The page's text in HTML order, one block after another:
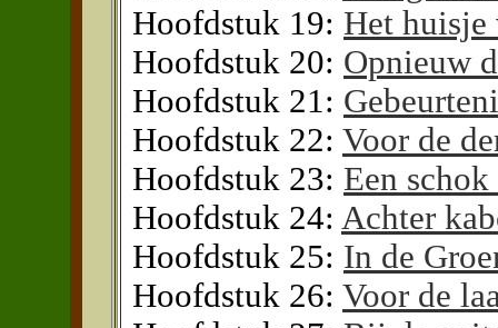
Hoofdstuk 19: Het huisje
Hoofdstuk 20: Opnieuw
Hoofdstuk 21:
Hoofdstuk 22: Voor de
Hoofdstuk 23: Een
Hoofdstuk 24: Achter
Hoofdstuk 25: In de
Hoofdstuk 26: Voor de